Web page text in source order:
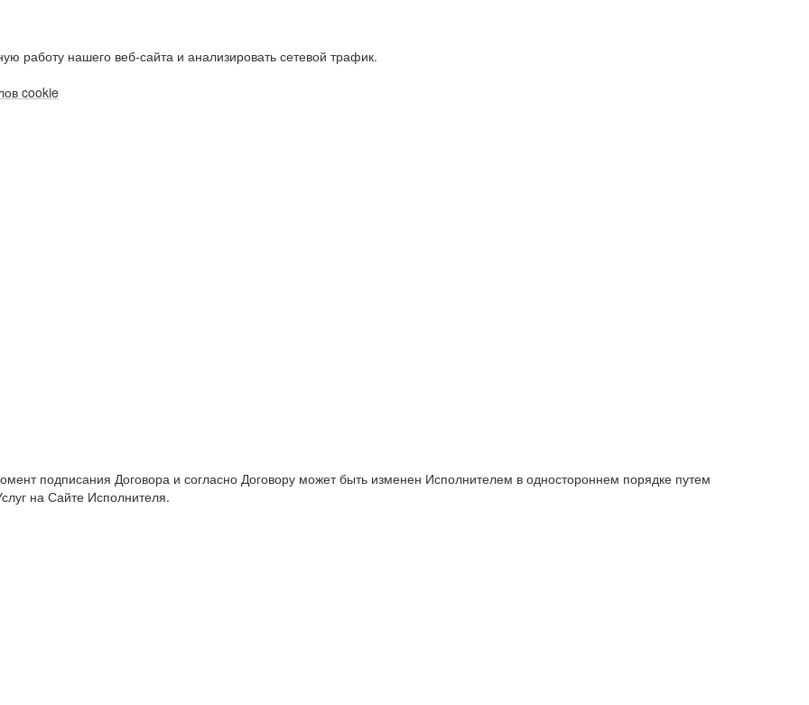
работу нашего веб-сайта и анализировать сетевой трафик.
cookie
подписания Договора и согласно Договору может быть изменен Исполнителем в одностороннем порядке путем
на Сайте Исполнителя.